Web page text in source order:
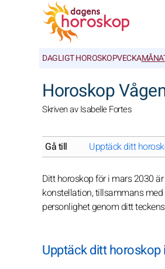
DAGLIGT HOROSKOPVECKA
Horoskop
Skriven av Isabelle Fortes
Gå till Upptäck ditt
Ditt horoskop för i mars 2030
konstellation, tillsammans
personlighet genom ditt
Upptäck ditt